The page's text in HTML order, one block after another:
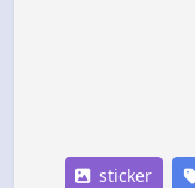
sticker